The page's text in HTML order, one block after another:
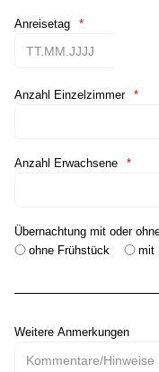
Anreisetag
Anzahl Einzelzimmer
Anzahl Erwachsene
Übernachtung mit oder
ohne Frühstück
mit
Weitere Anmerkungen